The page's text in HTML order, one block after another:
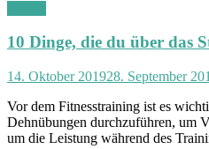
10 Dinge, die du über das
14. Oktober 201928. September
Vor dem Fitnesstraining ist es
Dehnübungen durchzuführen, um
um die Leistung während des